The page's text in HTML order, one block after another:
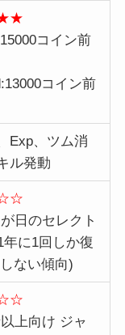
★
コイン前
コイン前
Exp、ツム消
ル発動
日のセレクト
年に1回しか復
ない傾向)
上向け ジャ